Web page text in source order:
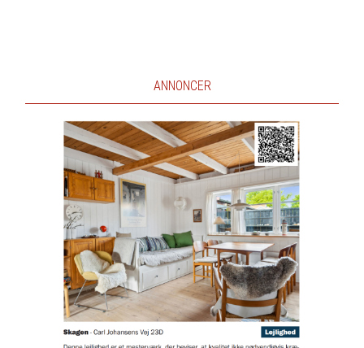
ANNONCER